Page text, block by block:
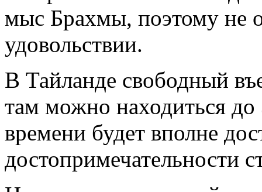
мыс Брахмы, поэтому не
удовольствии.
В Тайланде свободный
там можно находиться
времени будет вполне
достопримечательности